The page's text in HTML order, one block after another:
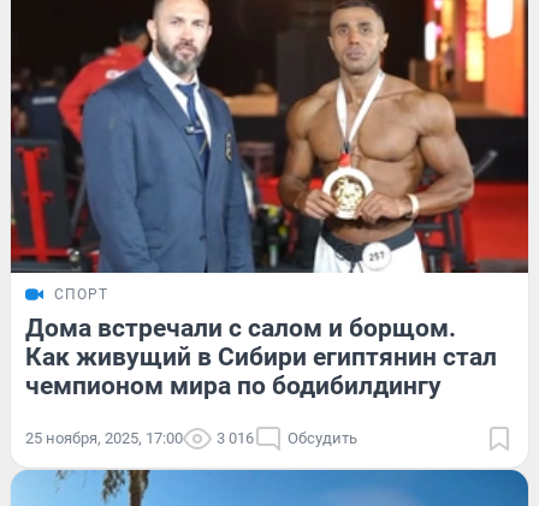
СПОРТ
Дома встречали с салом и борщом.
Как живущий в Сибири египтянин стал
чемпионом мира по бодибилдингу
25 ноября, 2025, 17:00 3 016 Обсудить